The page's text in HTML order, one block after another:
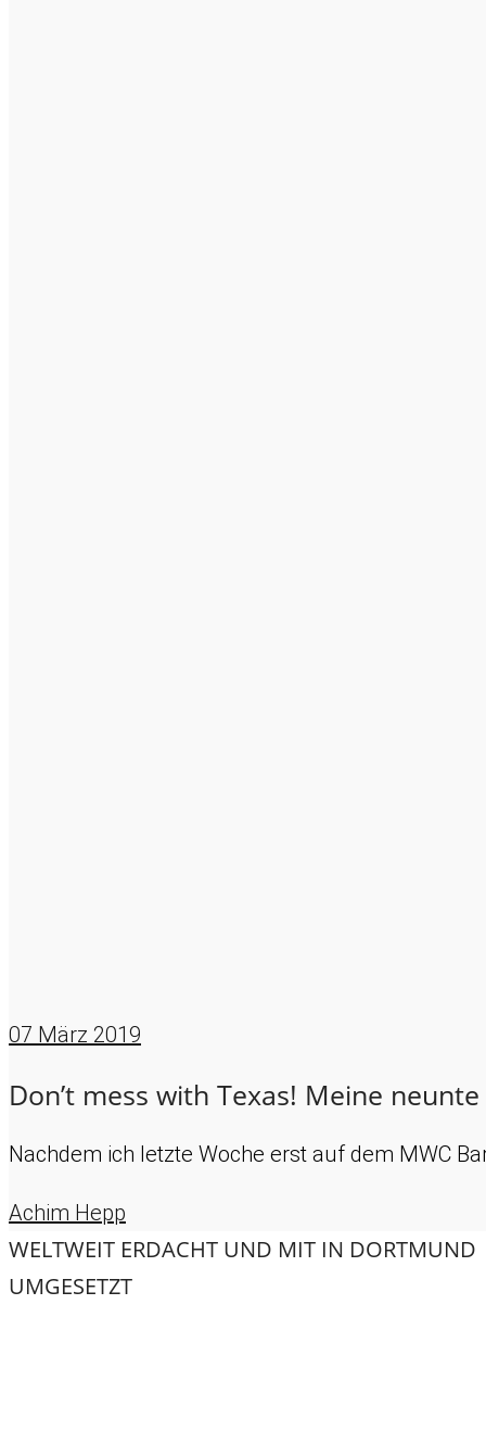
07 März 2019
Don’t mess with Texas! Meine
Nachdem ich letzte Woche erst auf dem MWC
Achim Hepp
WELTWEIT ERDACHT UND MIT IN DORTMUND
UMGESETZT